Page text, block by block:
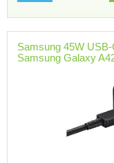
Samsung 45W
Samsung Galaxy